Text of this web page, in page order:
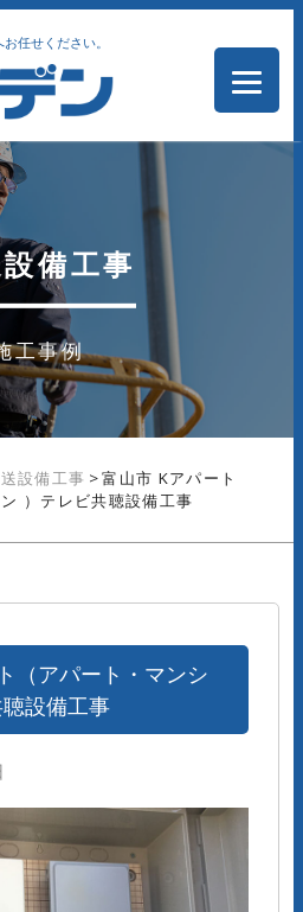
任せください。
備工事
工事例
設備工事 >富山市 Kアパート
）テレビ共聴設備工事
（アパート・マンシ
設備工事